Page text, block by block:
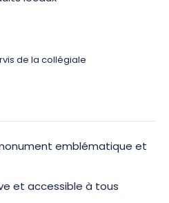
de la collégiale
emblématique et
et accessible à tous